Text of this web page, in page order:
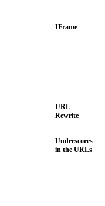
IFrame
URL
Rewrite
Underscores
in the URLs